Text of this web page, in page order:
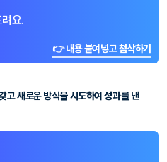
요.
👉 내용 붙여넣고 첨삭하기
고 새로운 방식을 시도하여 성과를 낸